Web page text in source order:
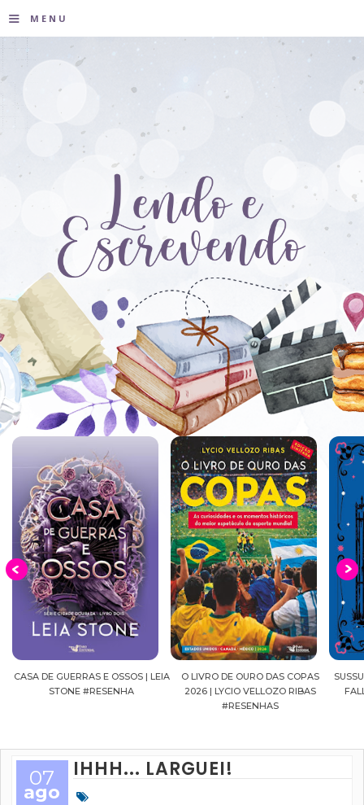
≡ MENU
O LIVRO DE OURO DAS COPAS
2026 | LYCIO VELLOZO RIBAS
SUSSURROS AO LUAR | SHADOW
FALLS, VOL.04 | C.C.HUNTER
#RESENHA
07
ago
IHHH... LARGUEI!